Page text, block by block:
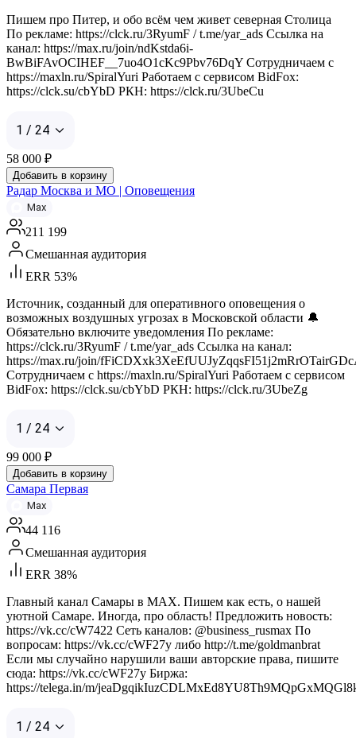
Пишем про Питер, и обо всём чем живет северная Столица
По рекламе: https://clck.ru/3RyumF / t.me/yar_ads Ссылка на
канал: https://max.ru/join/ndKstda6i-
BwBiFAvOCIHEF__7uo4O1cKc9Pbv76DqY Сотрудничаем с
https://maxln.ru/SpiralYuri Работаем с сервисом BidFox:
https://clck.su/cbYbD РКН: https://clck.ru/3UbeCu
1 / 24
58 000 ₽
Добавить в корзину
Радар Москва и МО | Оповещения
Max
211 199
Смешанная аудитория
ERR 53%
Источник, созданный для оперативного оповещения о
возможных воздушных угрозах в Московской области 🔔
Обязательно включите уведомления По рекламе:
https://clck.ru/3RyumF / t.me/yar_ads Ссылка на канал:
https://max.ru/join/
Сотрудничаем с https://maxln.ru/SpiralYuri Работаем с сервисом
BidFox: https://clck.su/cbYbD РКН: https://clck.ru/3UbeZg
1 / 24
99 000 ₽
Добавить в корзину
Самара Первая
Max
44 116
Смешанная аудитория
ERR 38%
Главный канал Самары в MAX. Пишем как есть, о нашей
уютной Самаре. Иногда, про область! Предложить новость:
https://vk.cc/cW7422 Сеть каналов: @business_rusmax По
вопросам: https://vk.cc/cWF27y либо http://t.me/goldmanbrat
Если мы случайно нарушили ваши авторские права, пишите
сюда: https://vk.cc/cWF27y Биржа:
https://telega.in/m/
1 / 24